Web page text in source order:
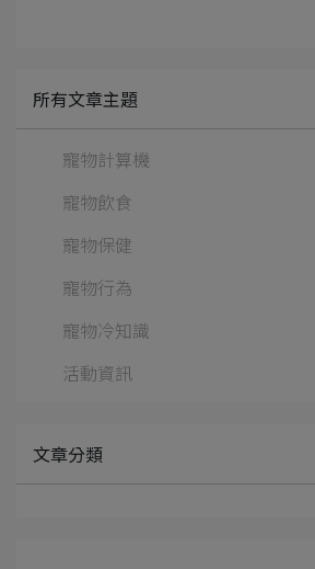
所有文章主題
寵物計算機
寵物飲食
寵物保健
寵物行為
寵物冷知識
活動資訊
文章分類